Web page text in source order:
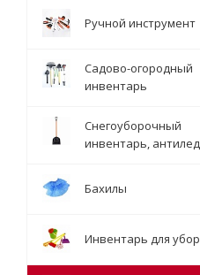
Ручной инструмент
Садово-огородный
инвентарь
Снегоуборочный
инвентарь, антилед
Бахилы
Инвентарь для